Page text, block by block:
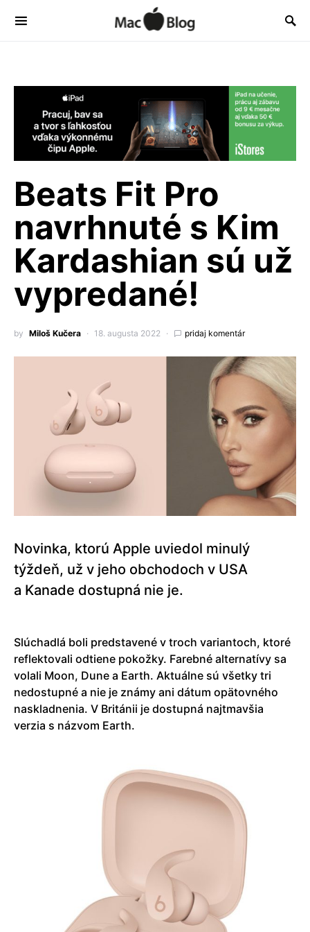
Beats Fit Pro
navrhnuté s Kim
Kardashian sú už
vypredané!
by Miloš Kučera 18. augusta 2022 pridaj komentár
Novinka, ktorú Apple uviedol minulý
týždeň, už v jeho obchodoch v USA
a Kanade dostupná nie je.
Slúchadlá boli predstavené v troch variantoch, ktoré
reflektovali odtiene pokožky. Farebné alternatívy sa
volali Moon, Dune a Earth. Aktuálne sú všetky tri
nedostupné a nie je známy ani dátum opätovného
naskladnenia. V Británii je dostupná najtmavšia
verzia s názvom Earth.